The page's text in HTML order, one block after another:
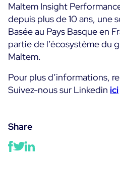
Maltem Insight
depuis plus de 10 ans, une
Basée au Pays Basque en
partie de l’écosystème du
Maltem.
Pour plus d’informations,
Suivez-nous sur Linkedin ici
Share